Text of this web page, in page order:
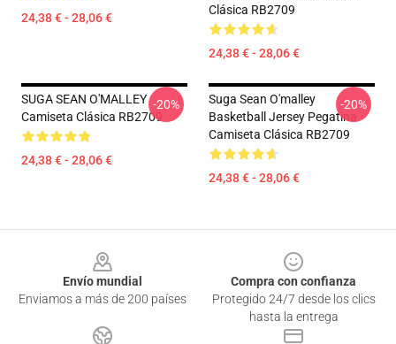
24,38 € - 28,06 €
Clásica RB2709
24,38 € - 28,06 €
SUGA SEAN O'MALLEY
Camiseta Clásica RB2709
24,38 € - 28,06 €
-20%
Suga Sean O'malley
Basketball Jersey Pegatina
Camiseta Clásica RB2709
24,38 € - 28,06 €
-20%
Envío mundial
Enviamos a más de 200 países
Compra con confianza
Protegido 24/7 desde los clics
hasta la entrega